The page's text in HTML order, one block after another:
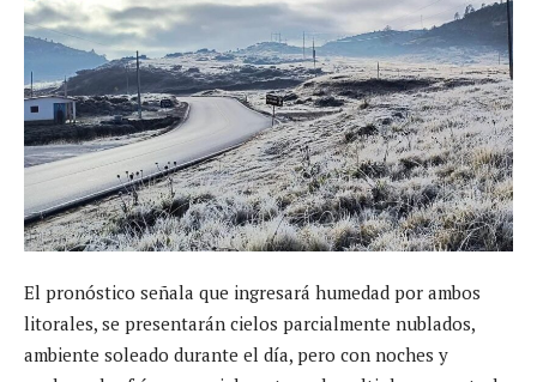
El pronóstico señala que ingresará humedad por ambos
litorales, se presentarán cielos parcialmente nublados,
ambiente soleado durante el día, pero con noches y